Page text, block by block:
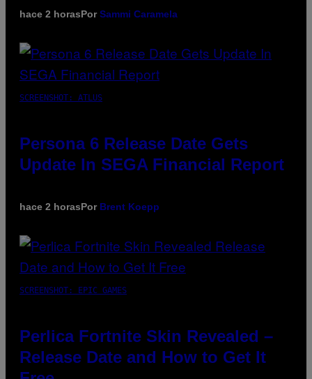
hace 2 horasPorSammi Caramela
SCREENSHOT: ATLUS
Persona 6 Release Date Gets
Update In SEGA Financial Report
hace 2 horasPor Brent Koepp
SCREENSHOT: EPIC GAMES
Perlica Fortnite Skin Revealed –
Release Date and How to Get It